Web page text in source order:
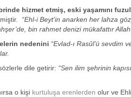
hizmet etmiş, eski yaşamını
“Ehl-i Beyt’in anarken her lahza
bin rahmet denizi mükafattır
nedenini “Evlad-ı Rasûl’ü sevdim
dile getirir: “Sen ilim şehrinin
o kişi kurtuluşa erenlerden olur ve